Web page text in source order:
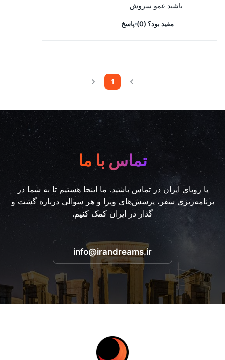
باشید عمو سروش
مفید بود؟ (
0
) پاسخ
1
تماس با ما
با رویای ایران در تماس باشید. ما اینجا هستیم تا به شما در
برنامه‌ریزی سفر، پرسش‌های ویزا و هر سوالی درباره گشت و
گذار در ایران کمک کنیم.
info@irandreams.ir